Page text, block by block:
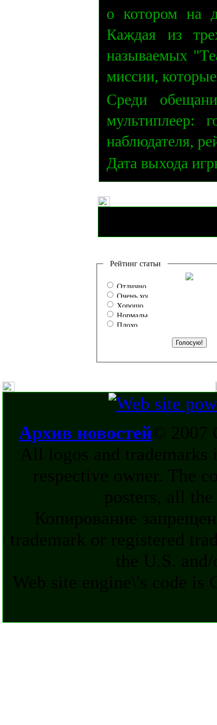
о котором на
Каждая из
называемых
миссии,
Среди
мультиплеер:
наблюдателя,
Дата выхода
Рейтинг статьи
Архив новостей© 2007
All logos and
respective owner. The
posters, all
Копирование
trademark or registered
the U.S.
Web site engine\'s code